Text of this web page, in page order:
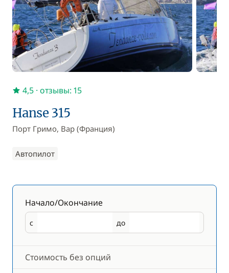
Hanse 315
Порт Гримо, Вар (Франция)
Автопилот
4,5 · отзывы: 15
Начало/Окончание
с
Начало до
Окончание
Стоимость без опций